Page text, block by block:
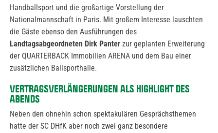
Handballsport und die großartige Vorstellung der
Nationalmannschaft in Paris. Mit großem Interesse lauschten
die Gäste ebenso den Ausführungen des
Landtagsabgeordneten Dirk Panter zur geplanten Erweiterung
der QUARTERBACK Immobilien ARENA und dem Bau einer
zusätzlichen Ballsporthalle.
VERTRAGSVERLÄNGERUNGEN ALS HIGHLIGHT DES
ABENDS
Neben den ohnehin schon spektakulären Gesprächsthemen
hatte der SC DHfK aber noch zwei ganz besondere